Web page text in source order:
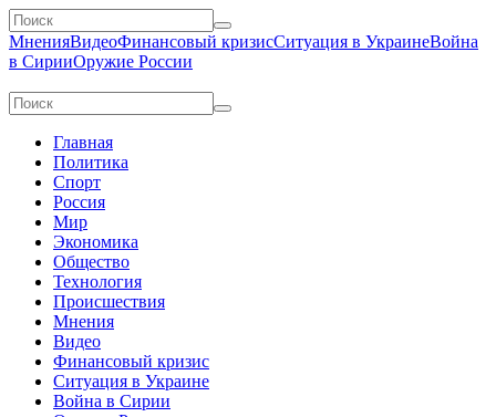
МненияВидеоФинансовый кризисСитуация в УкраинеВойна
в СирииОружие России
Главная
Политика
Спорт
Россия
Мир
Экономика
Общество
Технология
Происшествия
Мнения
Видео
Финансовый кризис
Ситуация в Украине
Война в Сирии